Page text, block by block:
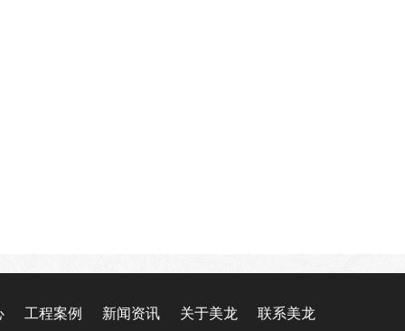
工程案例 新闻资讯 关于美龙 联系美龙